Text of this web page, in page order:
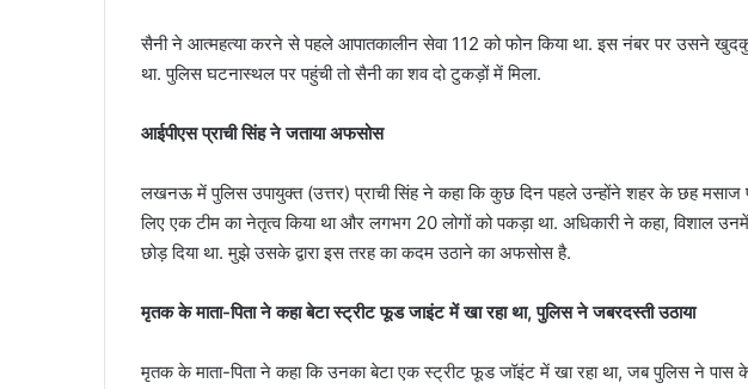
सैनी ने आत्महत्या करने से पहले आपातकालीन सेवा 112 को फोन किया था. इस नंबर पर उसने
था. पुलिस घटनास्थल पर पहुंची तो सैनी का शव दो टुकड़ों में मिला.
आईपीएस प्राची सिंह ने जताया अफसोस
लखनऊ में पुलिस उपायुक्त (उत्तर) प्राची सिंह ने कहा कि कुछ दिन पहले उन्होंने शहर के छह मसाज
लिए एक टीम का नेतृत्व किया था और लगभग 20 लोगों को पकड़ा था. अधिकारी ने कहा, विशाल
छोड़ दिया था. मुझे उसके द्वारा इस तरह का कदम उठाने का अफसोस है.
मृतक के माता-पिता ने कहा बेटा स्ट्रीट फूड जाइंट में खा रहा था, पुलिस ने जबरदस्ती उठाया
मृतक के माता-पिता ने कहा कि उनका बेटा एक स्ट्रीट फूड जॉइंट में खा रहा था, जब पुलिस ने पास